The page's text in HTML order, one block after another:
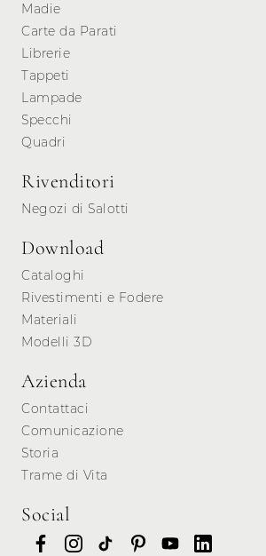
Madie
Carte da Parati
Librerie
Tappeti
Lampade
Specchi
Quadri
Rivenditori
Negozi di Salotti
Download
Cataloghi
Rivestimenti e Fodere
Materiali
Modelli 3D
Azienda
Contattaci
Comunicazione
Storia
Trame di Vita
Social